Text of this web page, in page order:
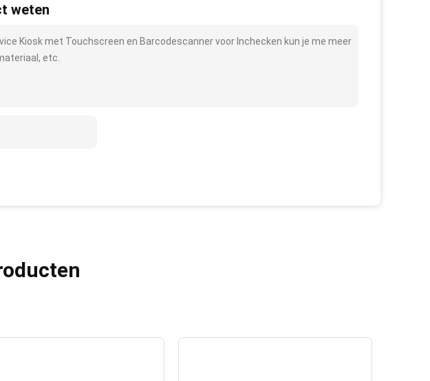
weten
Kiosk met Touchscreen en Barcodescanner voor Inchecken kun je me meer
etc.